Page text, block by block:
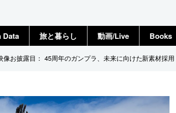
Data 旅と暮らし 動画/Live Books
お披露目： 45周年のガンプラ、未来に向けた新素材採用